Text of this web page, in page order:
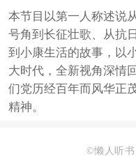
本节目以第一人称述说
号角到长征壮歌、从抗
到小康生活的故事，以
大时代，全新视角深情
们党历经百年而风华正
精神。
©懒人听书